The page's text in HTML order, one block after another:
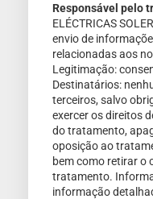
Responsável pelo
ELÉCTRICAS
envio de
relacionadas aos
Legitimação:
Destinatários:
terceiros, salvo
exercer os direitos
do tratamento,
oposição ao
bem como retirar o
tratamento.
informação